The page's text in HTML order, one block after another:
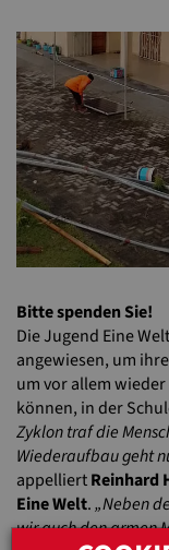
Bitte spenden Sie!
Die Jugend Eine
angewiesen, um
um vor allem
können, in der
Zyklon traf die
Wiederaufbau geht
appelliertReinhard
Eine Welt.„Neben
wir auch den armen